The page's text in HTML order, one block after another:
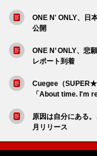
ONE N' ONLY、日
公開
ONE N’ ONLY、悲
レポート到着
Cuegee（
「About time. I'm
原因は自分にある
月リリース